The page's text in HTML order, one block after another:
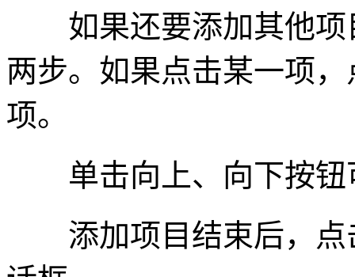
如果还要添加其他项
两步。如果点击某一项
项。
单击向上、向下按钮
添加项目结束后，点